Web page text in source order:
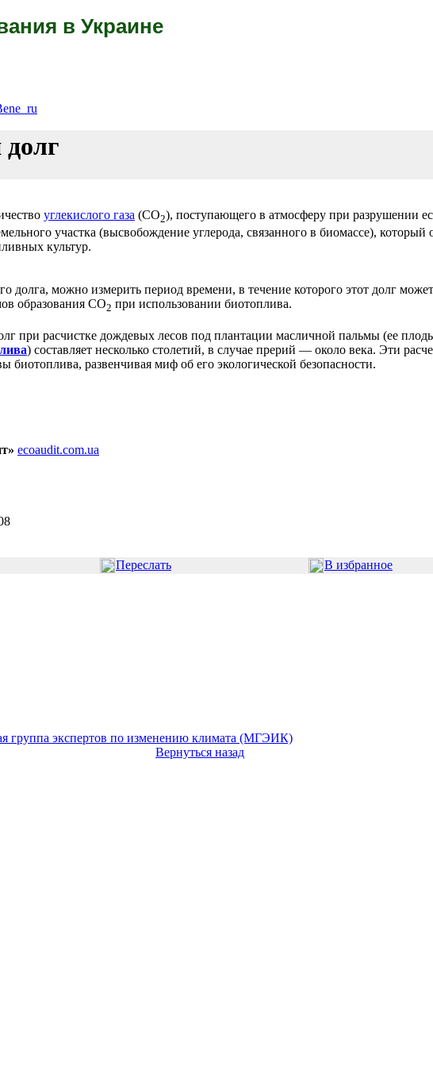
в Украине
углекислого газа (СО2), поступающего в атмосферу при разрушении
участка (высвобождение углерода, связанного в биомассе), который
культур.
долга, можно измерить период времени, в течение которого этот долг
образования СО2 при использовании биотоплива.
при расчистке дождевых лесов под плантации масличной пальмы (ее
) составляет несколько столетий, в случае прерий — около века. Эти
биотоплива, развенчивая миф об его экологической безопасности.
ecoaudit.com.ua
Переслать В избранное
группа экспертов по изменению климата (МГЭИК)
Вернуться назад